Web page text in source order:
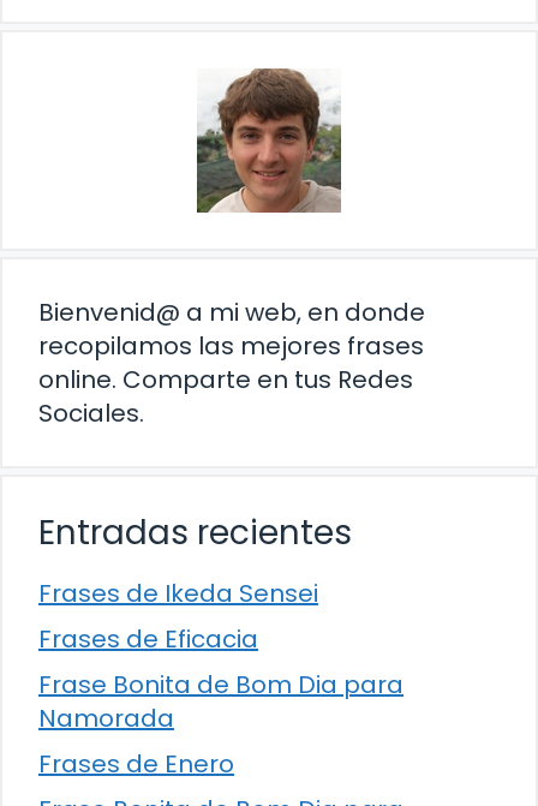
Bienvenid@ a mi web, en donde
recopilamos las mejores frases
online. Comparte en tus Redes
Sociales.
Entradas recientes
Frases de Ikeda Sensei
Frases de Eficacia
Frase Bonita de Bom Dia para
Namorada
Frases de Enero